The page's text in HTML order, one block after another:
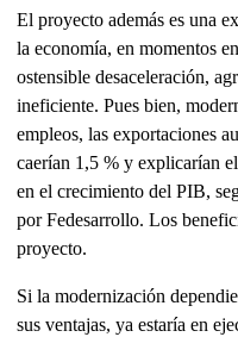
El proyecto además es una
la economía, en momentos
ostensible desaceleración,
ineficiente. Pues bien,
empleos, las exportaciones
caerían 1,5 % y explicarían
en el crecimiento del PIB,
por Fedesarrollo. Los
proyecto.
Si la modernización
sus ventajas, ya estaría en